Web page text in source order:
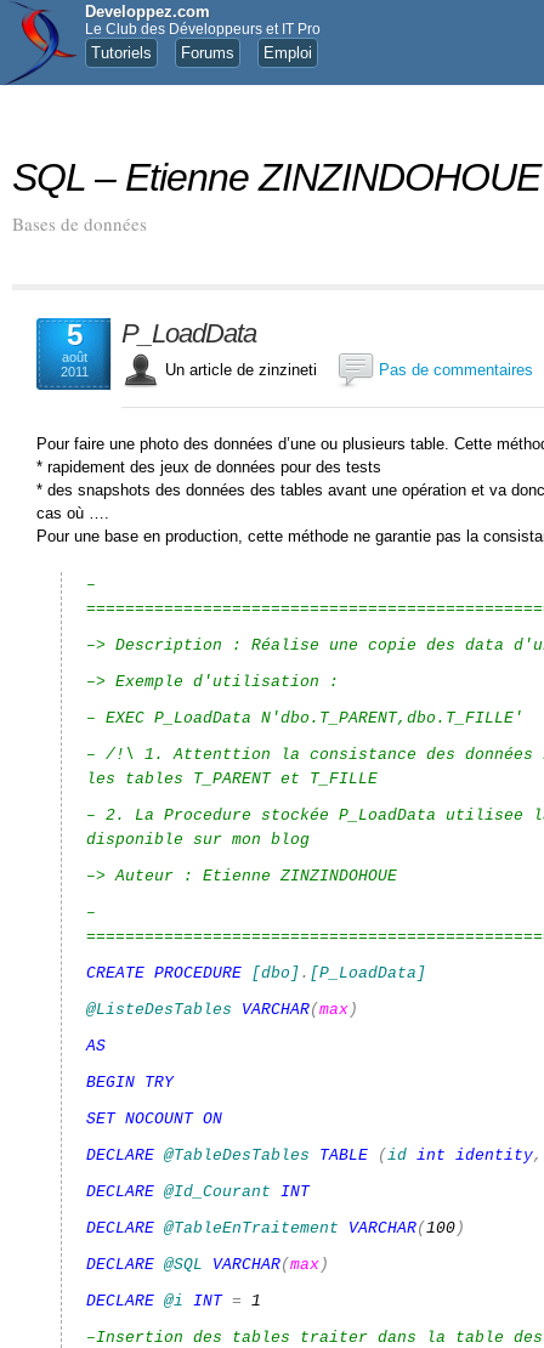
Developpez.com
Le Club des Développeurs et IT Pro
Tutoriels Forums Emploi
SQL – Etienne ZINZINDOHOUE
Bases de données
5
août
2011
P_LoadData
Un article de zinzineti Pas de commentaires
Pour faire une photo des données d’une ou plusieurs table. Cette
* rapidement des jeux de données pour des tests
* des snapshots des données des tables avant une opération et va
cas où ….
Pour une base en production, cette méthode ne garantie pas la
–
–> Description : Réalise une copie des data
–> Exemple d'utilisation :
– EXEC P_LoadData N'dbo.T_PARENT,dbo.T_FILLE'
– /!\ 1. Attenttion la consistance des données
les tables T_PARENT et T_FILLE
– 2. La Procedure stockée P_LoadData utilisee
disponible sur mon blog
–> Auteur : Etienne ZINZINDOHOUE
–
CREATE PROCEDURE [dbo] . [P_LoadData]
@ListeDesTables
VARCHAR(max )
AS
BEGIN TRY
SET NOCOUNT ON
DECLARE @TableDesTables TABLE (id int identity,
DECLARE @Id_Courant INT
DECLARE @TableEnTraitement VARCHAR(100 )
DECLARE @SQL VARCHAR(max )
DECLARE @i INT = 1
–Insertion des tables traiter dans la table